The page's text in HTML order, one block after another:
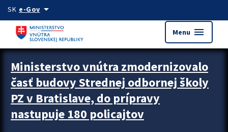
Preskocit na hlavný obsah
SK e-Govarrow_drop_down
Menu menu
Ministerstvo vnútra zmodernizovalo
časť budovy Strednej odbornej školy
PZ v Bratislave, do prípravy
nastupuje 180 policajtov